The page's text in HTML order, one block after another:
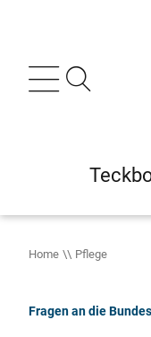
Home Pflege
Fragen an die